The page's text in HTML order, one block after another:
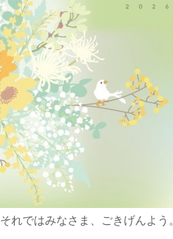
それではみなさま、ごきげんよう。